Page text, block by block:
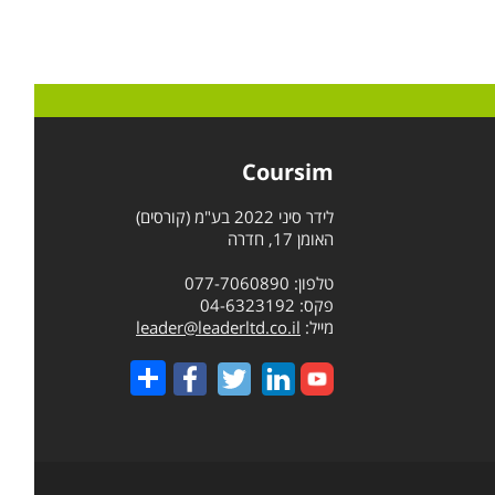
Coursim
לידר סיני 2022 בע"מ (קורסים)
האומן 17, חדרה
טלפון: 077-7060890
פקס: 04-6323192
מייל: leader@leaderltd.co.il
Share